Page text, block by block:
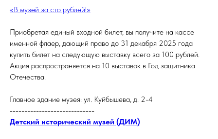
«В музей за сто рублей!»
Приобретая единый входной билет, вы получите на кассе
именной флаер, дающий право до 31 декабря 2025 года
купить билет на следующую выставку всего за 100 рублей.
Акция распространяется на 10 выставок в Год защитника
Отечества.
Главное здание музея: ул. Куйбышева, д. 2-4
-----------------------------
Детский исторический музей (ДИМ)